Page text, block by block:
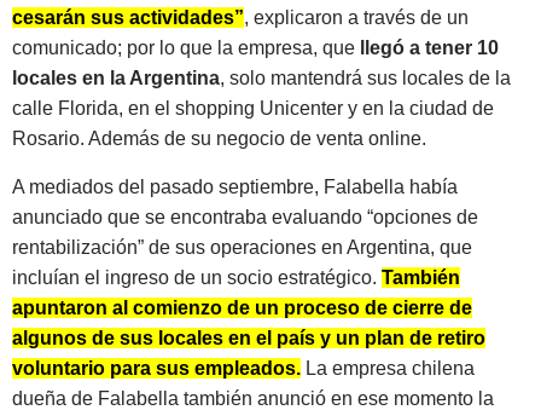
cesarán sus actividades”, explicaron a través de un
comunicado; por lo que la empresa, que
llegó a tener 10
locales en la Argentina, solo mantendrá sus locales de la
calle Florida, en el shopping Unicenter y en la ciudad de
Rosario. Además de su negocio de venta online.
A mediados del pasado septiembre, Falabella había
anunciado que se encontraba evaluando “opciones de
rentabilización” de sus operaciones en Argentina, que
incluían el ingreso de un socio estratégico. También
apuntaron al comienzo de un proceso de cierre de
algunos de sus locales en el país y un plan de retiro
voluntario para sus empleados. La empresa chilena
dueña de Falabella también anunció en ese momento la